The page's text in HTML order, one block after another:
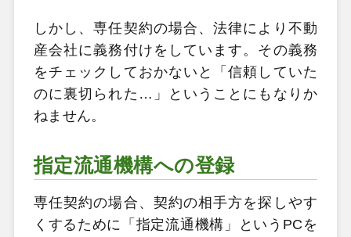
しかし、専任契約の場合、法律により不動
産会社に義務付けをしています。その義務
をチェックしておかないと「信頼していた
のに裏切られた…」ということにもなりか
ねません。
指定流通機構への登録
専任契約の場合、契約の相手方を探しやす
くするために「指定流通機構」というPCを